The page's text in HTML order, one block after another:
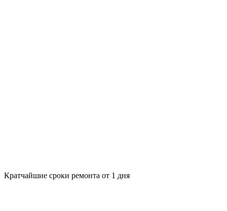
Кратчайшие сроки ремонта от 1 дня